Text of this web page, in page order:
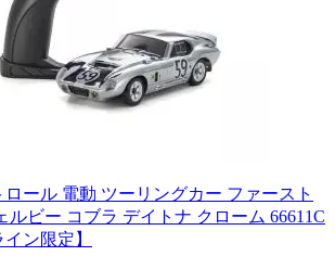
ール 電動 ツーリングカー ファースト
ルビー コブラ デイトナ クローム 66611C
イン限定】